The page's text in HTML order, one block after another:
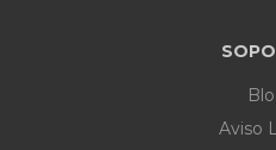
Aviso